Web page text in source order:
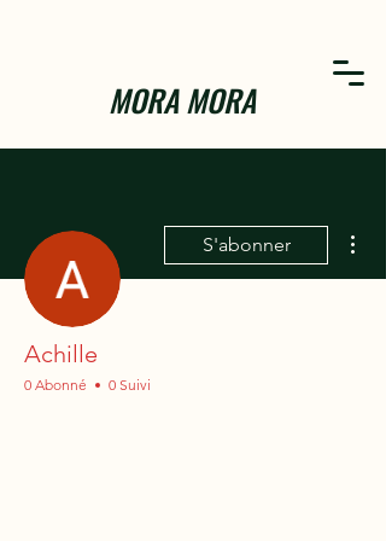
MORA MORA
S'abonner
Achille
0 Abonné 0 Suivi